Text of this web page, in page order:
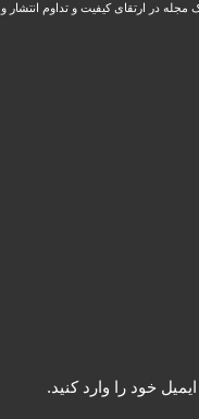
مجله در ارتقای کیفیت و تداوم انتشار و
خود را وارد کنید.